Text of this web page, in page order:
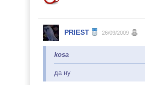
PRIEST 26/09/2009
kosa
да ну